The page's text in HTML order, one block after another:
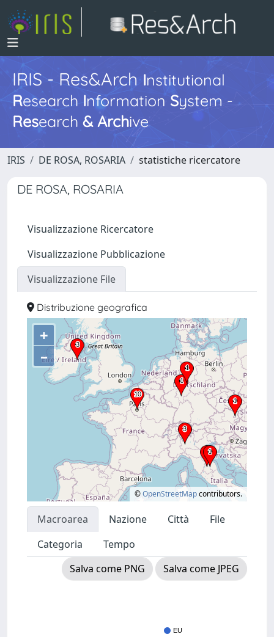
IRIS - Res&ArchInstitutional
Research InformationSystem -
Research & Archive
IRIS DE ROSA, ROSARIA statistiche ricercatore
DE ROSA, ROSARIA
Visualizzazione Ricercatore
Visualizzazione Pubblicazione
Visualizzazione File
Distribuzione geografica
+
–
©OpenStreetMapcontributors.
Macroarea Nazione Città
File
Categoria
Tempo
Salva come PNG
Salva come JPEG
EU